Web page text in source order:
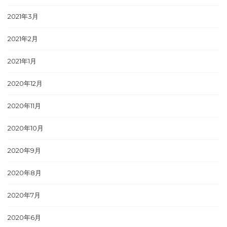
2021年3月
2021年2月
2021年1月
2020年12月
2020年11月
2020年10月
2020年9月
2020年8月
2020年7月
2020年6月